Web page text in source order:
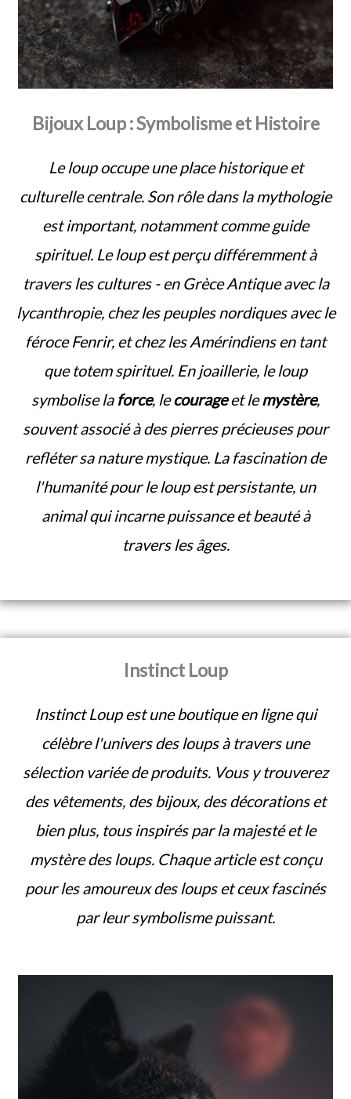
Bijoux Loup : Symbolisme et Histoire
Le loup occupe une place historique et
culturelle centrale. Son rôle dans la mythologie
est important, notamment comme guide
spirituel. Le loup est perçu différemment à
travers les cultures - en Grèce Antique avec la
lycanthropie, chez les peuples nordiques avec le
féroce Fenrir, et chez les Amérindiens en tant
que totem spirituel. En joaillerie, le loup
symbolise la force, lecourageet lemystère,
souvent associé à des pierres précieuses pour
refléter sa nature mystique. La fascination de
l'humanité pour le loup est persistante, un
animal qui incarne puissance et beauté à
travers les âges.
Instinct Loup
Instinct Loup est une boutique en ligne qui
célèbre l'univers des loups à travers une
sélection variée de produits. Vous y trouverez
des vêtements, des bijoux, des décorations et
bien plus, tous inspirés par la majesté et le
mystère des loups. Chaque article est conçu
pour les amoureux des loups et ceux fascinés
par leur symbolisme puissant.